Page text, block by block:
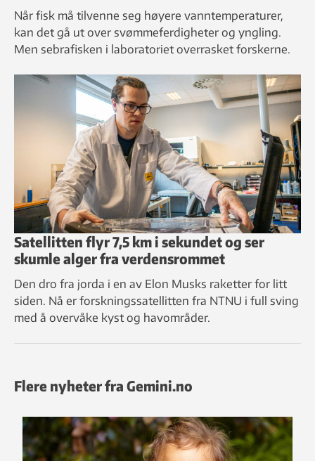
Når fisk må tilvenne seg høyere vanntemperaturer,
kan det gå ut over svømmeferdigheter og yngling.
Men sebrafisken i laboratoriet overrasket forskerne.
Satellitten flyr 7,5 km i sekundet og ser
skumle alger fra verdensrommet
Den dro fra jorda i en av Elon Musks raketter for litt
siden. Nå er forskningssatellitten fra NTNU i full sving
med å overvåke kyst og havområder.
Flere nyheter fra Gemini.no